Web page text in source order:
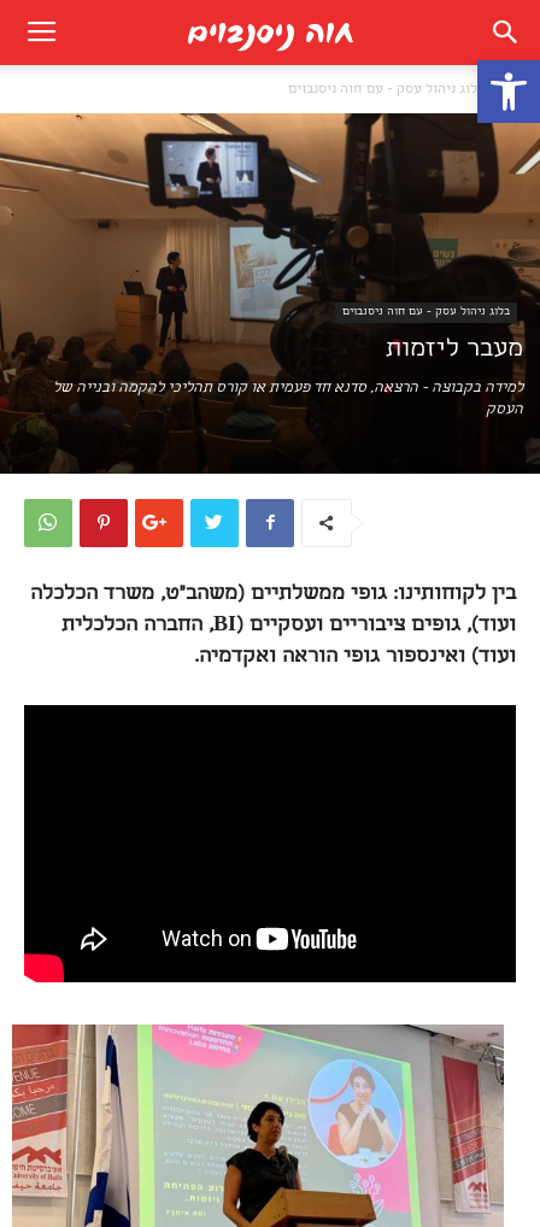
פתח סרגל נגישות
בית בלוג ניהול עסק - עם חוה ניסנבוים
בלוג ניהול עסק - עם חוה ניסנבוים
מעבר ליזמות
למידה בקבוצה - הרצאה, סדנא חד פעמית או קורס תהליכי להקמה ובנייה של
העסק
בין לקוחותינו: גופי ממשלתיים (משהב"ט, משרד הכלכלה
ועוד), גופים ציבוריים ועסקיים (BI, החברה הכלכלית
ועוד) ואינספור גופי הוראה ואקדמיה.